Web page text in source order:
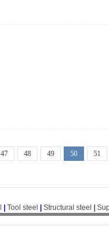
47 48 49 50 51
Tool steel Structural steel